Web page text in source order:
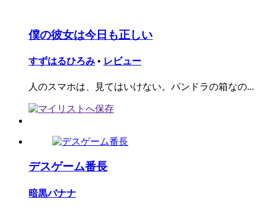
僕の彼女は今日も正しい
すずはるひろみ • レビュー
人のスマホは、見てはいけない。パンドラの箱なの...
デスゲーム番長
暗黒バナナ